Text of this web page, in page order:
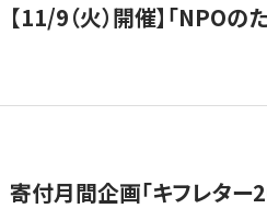
【11/9（火）開催】「NPO
寄付月間企画「キフレター